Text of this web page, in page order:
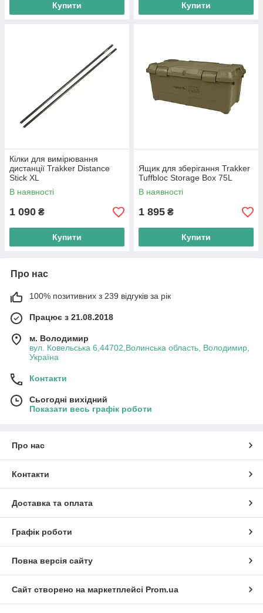
Купити Купити
Кілки для вимірювання
дистанції Trakker Distance
Stick XL
В наявності
1 090 ₴
Купити
Ящик для зберігання Trakker
Tuffbloc Storage Box 75L
В наявності
1 895 ₴
Купити
Про нас
100% позитивних з 239 відгуків за рік
Працює з 21.08.2018
м. Володимир
вул. Ковельська 6,44702,Волинська область, Володимир,
Україна
Контакти
Сьогодні вихідний
Показати весь графік роботи
Про нас
Контакти
Доставка та оплата
Графік роботи
Повна версія сайту
Сайт створено на маркетплейсі Prom.ua